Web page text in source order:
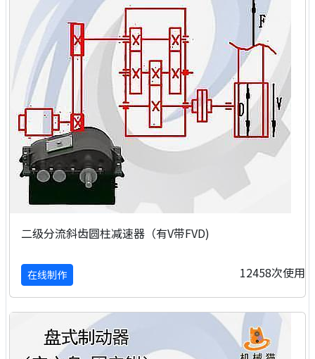
二级分流斜齿圆柱减速器（有V带FVD)
在线制作 12458次使用